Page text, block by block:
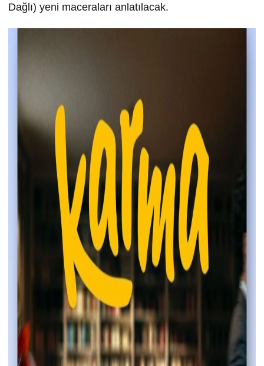
Dağlı) yeni maceraları anlatılacak.